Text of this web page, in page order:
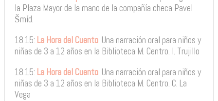
la Plaza Mayor de la mano de la compañía checa Pavel
Šmíd.
18.15: La Hora del Cuento. Una narración oral para niños y
niñas de 3 a 12 años en la Biblioteca M. Centro. I. Trujillo
18.15: La Hora del Cuento. Una narración oral para niños y
niñas de 3 a 12 años en la Biblioteca M. Centro. C. La
Vega